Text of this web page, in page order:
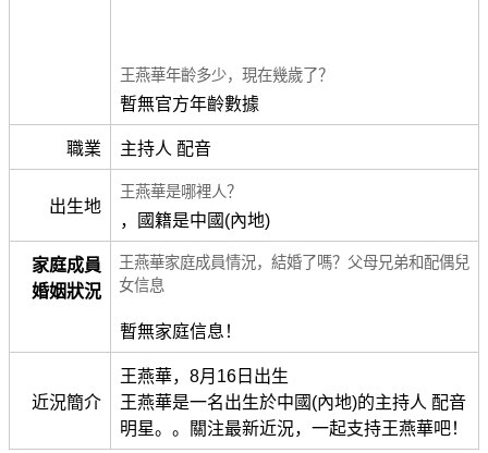
王燕華年齡多少，現在幾歲了？
暫無官方年齡數據
職業 主持人 配音
出生地
王燕華是哪裡人？
，國籍是中國(內地)
家庭成員
婚姻狀況
王燕華家庭成員情況，結婚了嗎？父母兄弟和配偶兒
女信息
暫無家庭信息！
近況簡介
王燕華，8月16日出生
王燕華是一名出生於中國(內地)的主持人 配音
明星。。關注最新近況，一起支持王燕華吧！